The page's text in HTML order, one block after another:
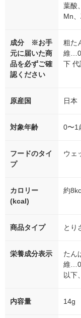
葉酸
Mn
成分 ※お手
元に届いた商
品を必ずご確
認ください
粗た
維
下
原産国 日本
対象年齢 0〜1
フードのタイ
プ
ウェ
カロリー
(kcal)
約
商品タイプ とり
栄養成分表示
たん
維
以下
内容量 14g